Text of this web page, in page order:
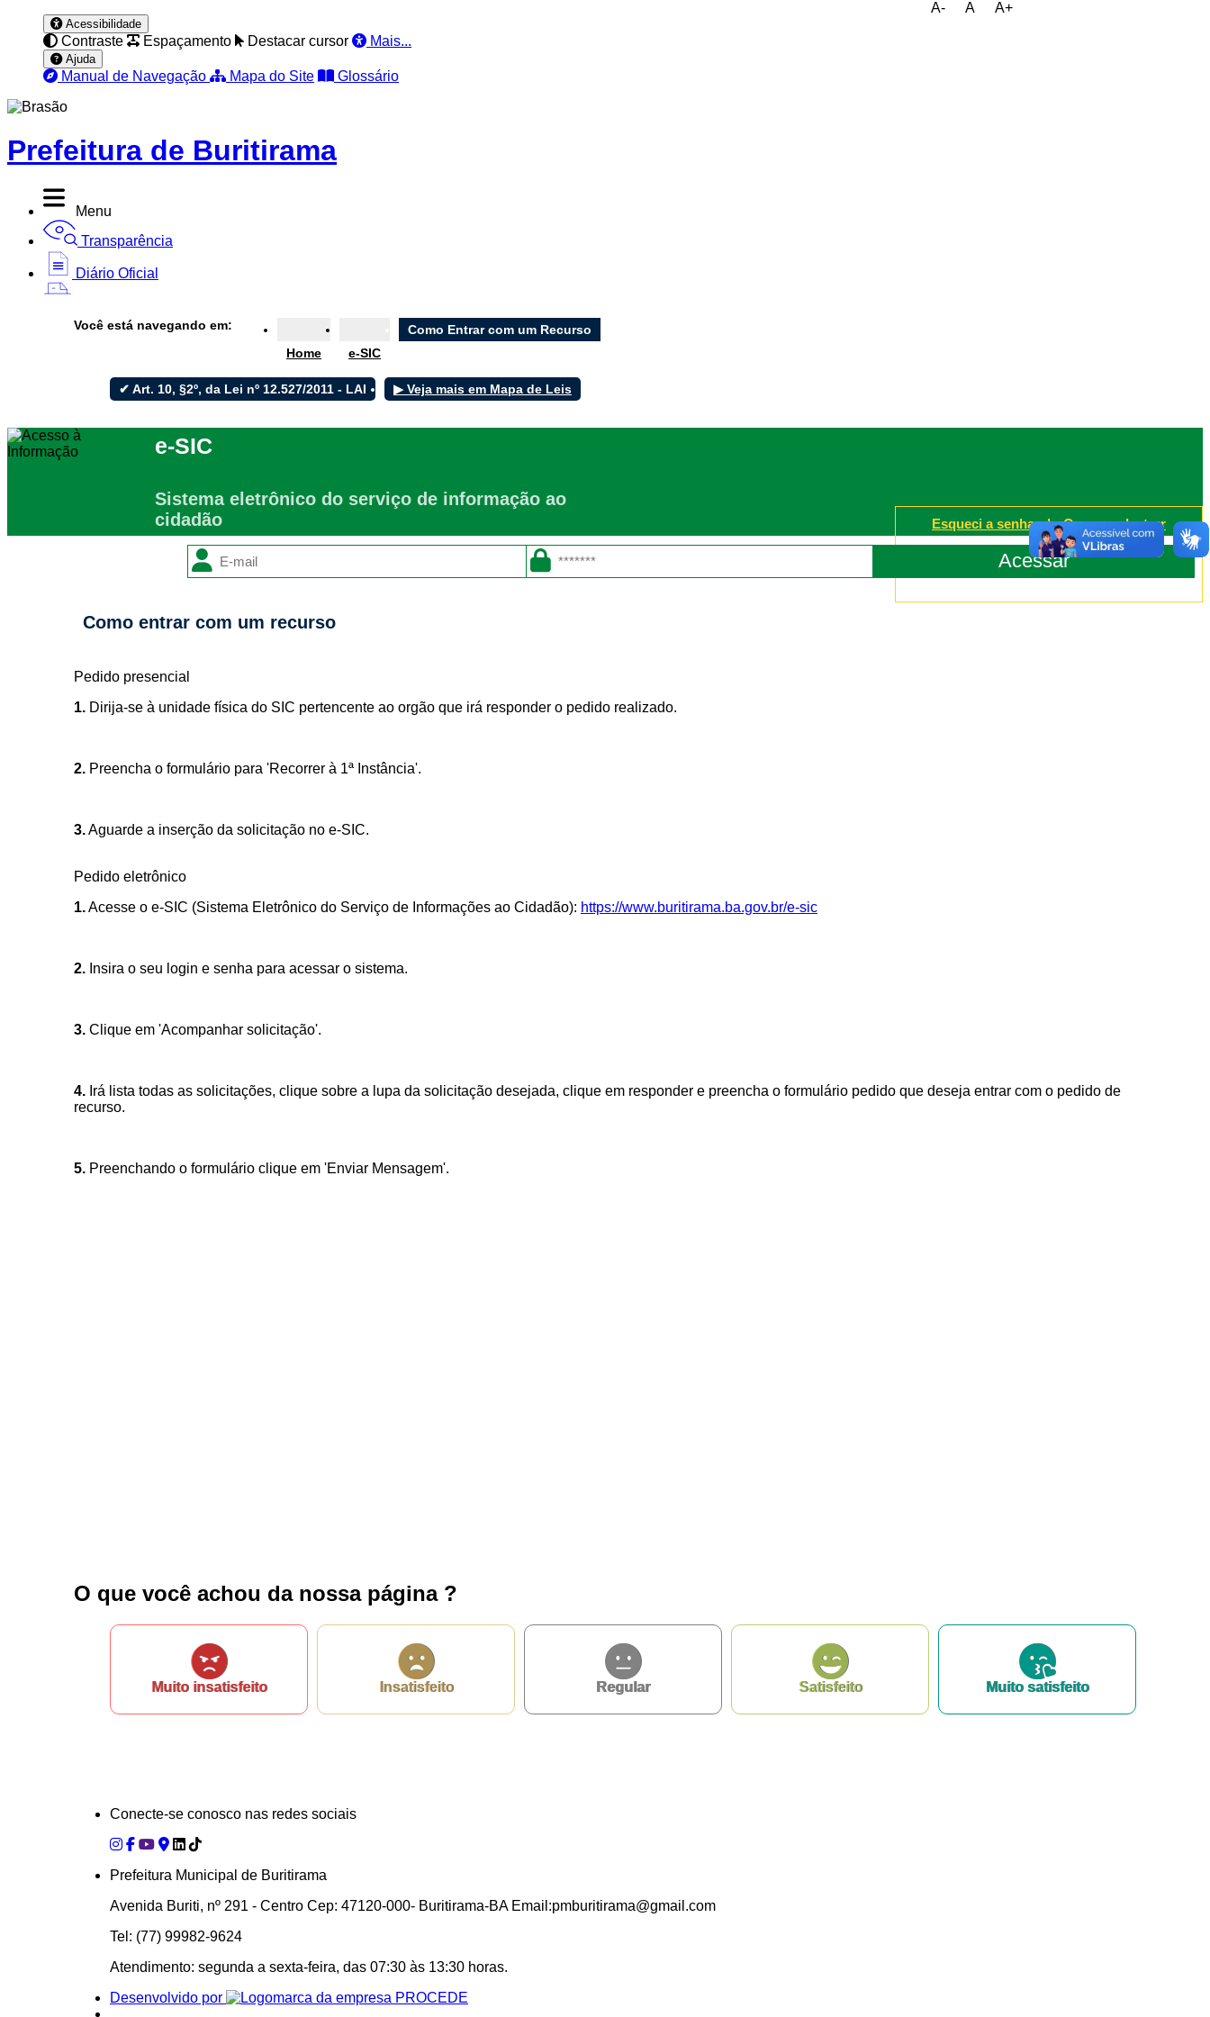
A- A A+
Acessibilidade
Contraste Espaçamento Destacar cursor Mais...
Ajuda
Manual de Navegação Mapa do Site Glossário
Prefeitura de Buritirama
Menu
Transparência
Diário Oficial
Acesso à Informação
Cidadão
Servidor
Videos
Áudios
Nome*
Telefone 2
Cidade/Estado
*Campos obrigatórios
Você está navegando em:
Home
e-SIC
Como Entrar com um Recurso
✔ Art. 10, §2º, da Lei nº 12.527/2011 - LAI ▶ Veja mais em Mapa de Leis
e-SIC
Sistema eletrônico do serviço de informação ao
cidadão
Esqueci a senha | Quero cadastrar
Como entrar com um recurso
Pedido presencial
1. Dirija-se à unidade física do SIC pertencente ao orgão que irá responder o pedido realizado.
2. Preencha o formulário para 'Recorrer à 1ª Instância'.
3.Aguarde a inserção da solicitação no e-SIC.
Pedido eletrônico
1.Acesse o e-SIC (Sistema Eletrônico do Serviço de Informações ao Cidadão): https://www.buritirama.ba.gov.br/e-sic
2. Insira o seu login e senha para acessar o sistema.
3. Clique em 'Acompanhar solicitação'.
4. Irá lista todas as solicitações, clique sobre a lupa da solicitação desejada, clique em responder e preencha o formulário pedido que deseja entrar com o pedido de
recurso.
5. Preenchando o formulário clique em 'Enviar Mensagem'.
O que você achou da nossa página ?
Muito insatisfeito Insatisfeito Regular Satisfeito Muito satisfeito
Conecte-se conosco nas redes sociais
Prefeitura Municipal de Buritirama
Avenida Buriti, nº 291 - Centro Cep: 47120-000- Buritirama-BA Email:pmburitirama@gmail.com
Tel: (77) 99982-9624
Atendimento: segunda a sexta-feira, das 07:30 às 13:30 horas.
Desenvolvido por